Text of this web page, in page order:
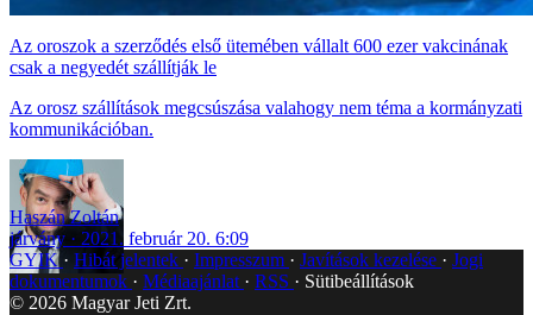
Az oroszok a szerződés első ütemében vállalt 600 ezer vakcinának
csak a negyedét szállítják le
Az orosz szállítások megcsúszása valahogy nem téma a kormányzati
kommunikációban.
Haszán Zoltán
járvány
2021. február 20. 6:09
GYIK
Hibát jelentek Impresszum Javítások kezelése
Jogi
dokumentumok
Médiaajánlat RSS
Sütibeállítások
© 2026 Magyar Jeti Zrt.